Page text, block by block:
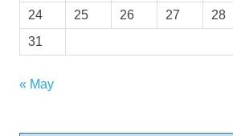
24
25 26 27 28
31
« May